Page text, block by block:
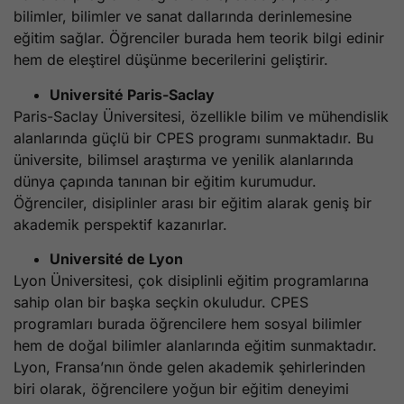
bilimler, bilimler ve sanat dallarında derinlemesine
eğitim sağlar. Öğrenciler burada hem teorik bilgi edinir
hem de eleştirel düşünme becerilerini geliştirir.
Université Paris-Saclay
Paris-Saclay Üniversitesi, özellikle bilim ve mühendislik
alanlarında güçlü bir CPES programı sunmaktadır. Bu
üniversite, bilimsel araştırma ve yenilik alanlarında
dünya çapında tanınan bir eğitim kurumudur.
Öğrenciler, disiplinler arası bir eğitim alarak geniş bir
akademik perspektif kazanırlar.
Université de Lyon
Lyon Üniversitesi, çok disiplinli eğitim programlarına
sahip olan bir başka seçkin okuludur. CPES
programları burada öğrencilere hem sosyal bilimler
hem de doğal bilimler alanlarında eğitim sunmaktadır.
Lyon, Fransa’nın önde gelen akademik şehirlerinden
biri olarak, öğrencilere yoğun bir eğitim deneyimi